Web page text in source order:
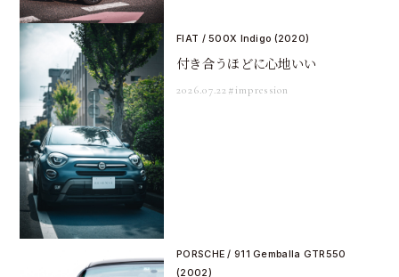
FIAT / 500X Indigo (2020)
付き合うほどに心地いい
2026.07.22#impression
PORSCHE / 911 Gemballa GTR550
(2002)